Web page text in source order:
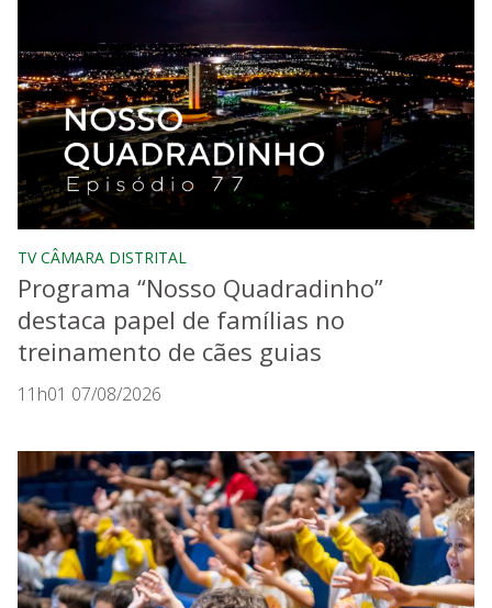
TV CÂMARA DISTRITAL
Programa “Nosso Quadradinho”
destaca papel de famílias no
treinamento de cães guias
11h01 07/08/2026